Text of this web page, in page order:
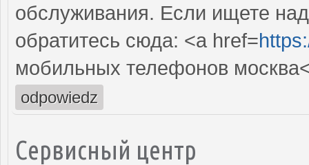
обслуживания. Если ищете
обратитесь сюда: <a href=
мобильных телефонов
odpowiedz
Сервисный центр